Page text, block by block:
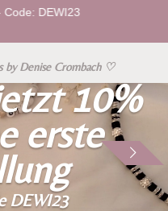
by Denise Crombach ♡
DEWI23
10%
erste
DEWI23